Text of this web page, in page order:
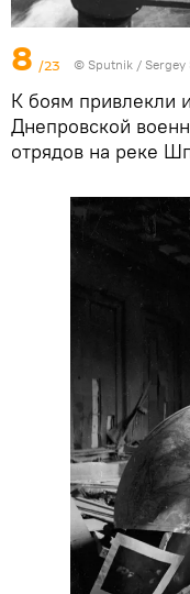
8 /23 © Sputnik / Sergey
К боям привлекли
Днепровской
отрядов на реке